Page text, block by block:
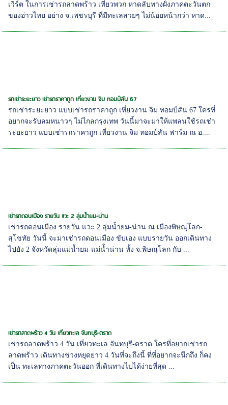
เวิร์ต ในการเช่ารถลาดพร้าว เที่ยวพวก หาดลับทางฝั่งภาคตะวันตก
ของอ่าวไทย อย่าง จ.เพชรบุรี ที่มีทะเลสวยๆ ไม่น้อยหน้ากว่า หาด...
รถเช่าระยะยาว เช่ารถราคาถูก เที่ยวงาน จิม ทอมป์สัน 67
รถเช่าระยะยาว แบบเช่ารถราคาถูก เที่ยวงาน จิม ทอมป์สัน 67 ใครที่
อยากจะรับลมหนาวๆ ไม่ไกลกรุงเทพ วันนี้มาจะมาให้แพลนใช้รถเช่า
ระยะยาว แบบเช่ารถราคาถูก เที่ยวงาน จิม ทอมป์สัน ฟาร์ม ณ อ....
เช่ารถดอนเมือง รายวัน แวะ 2 ลุ่มน้ำยม-น่าน
เช่ารถดอนเมือง รายวัน แวะ 2 ลุ่มน้ำยม-น่าน ณ เมืองพิษณุโลก-
สุโขทัย วันนี้ จะมาเช่ารถดอนเมือง ขับเอง แบบรายวัน ออกเดินทาง
ไปยัง 2 จังหวัดลุ่มแม่น้ำยม-แม่น้่ำน่าน ทั้ง จ.พิษณุโลก กับ ...
เช่ารถลาดพร้าว 4 วัน เที่ยวทะเล จันทบุรี-ตราด
เช่ารถลาดพร้าว 4 วัน เที่ยวทะเล จันทบุรี-ตราด ใครที่อยากเช่ารถ
ลาดพร้าว เดินทางช่วงหยุดยาว 4 วันที่จะถึงนี้ ที่ที่อยากจะนึกถึง ก็คง
เป็น ทะเลทางภาคตะวันออก ที่เดินทางไปได้ง่ายที่สุด ...